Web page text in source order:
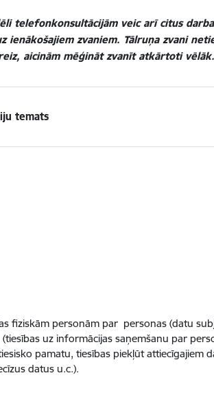
telefonkonsultācijām veic arī citus
ienākošajiem zvaniem. Tālruņa zvani
aicinām mēģināt zvanīt atkārtoti vēlāk.
temats
fiziskām personām par personas (datu
(tiesības uz informācijas saņemšanu par
pamatu, tiesības piekļūt attiecīgajiem
datus u.c.).